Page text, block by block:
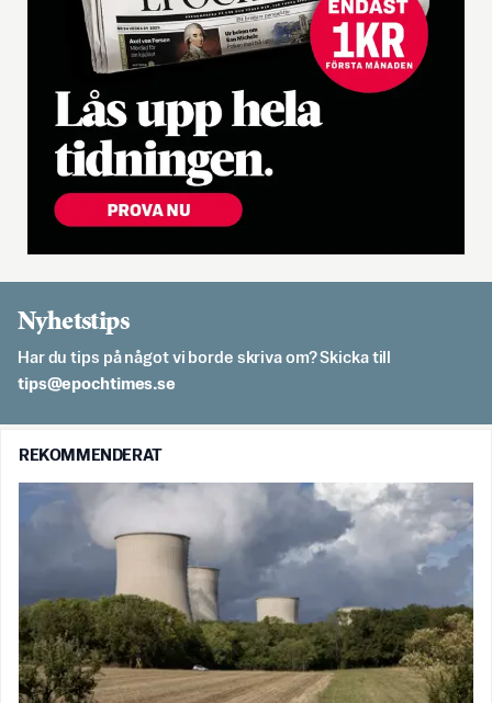
Nyhetstips
Har du tips på något vi borde skriva om? Skicka till
es.semithcope@spit
REKOMMENDERAT